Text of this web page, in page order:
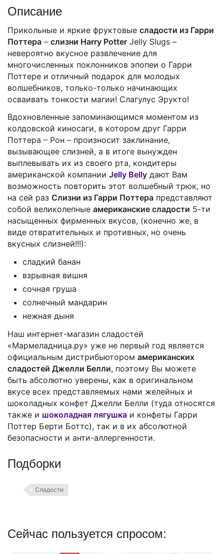
Описание
Прикольные и яркие фруктовые сладости из Гарри
Поттера – слизни Harry Potter Jelly Slugs –
невероятно вкусное развлечение для
многочисленных поклонников эпопеи о Гарри
Поттере и отличный подарок для молодых
волшебников, только-только начинающих
осваивать тонкости магии! Слагулус Эрукто!
Вдохновленные запоминающимся моментом из
колдовской киносаги, в котором друг Гарри
Поттера – Рон – произносит заклинание,
вызывающее слизней, а в итоге вынужден
выплевывать их из своего рта, кондитеры
американской компании Jelly Belly дают Вам
возможность повторить этот волшебный трюк, но
на сей раз Слизни из Гарри Поттера представляют
собой великолепные американские сладости 5-ти
насыщенных фирменных вкусов, (конечно же, в
виде отвратительных и противных, но очень
вкусных слизней!!!):
сладкий банан
взрывная вишня
сочная груша
солнечный мандарин
нежная дыня
Наш интернет-магазин сладостей
«Мармеладница.ру» уже не первый год является
официальным дистрибьютором американских
сладостей Джелли Белли, поэтому Вы можете
быть абсолютно уверены, как в оригинальном
вкусе всех представляемых нами желейных и
шоколадных конфет Джелли Белли (туда относятся
также и шоколадная лягушка и конфеты Гарри
Поттер Берти Боттс), так и в их абсолютной
безопасности и анти-аллергенности.
Подборки
Сладости
Сейчас пользуется спросом: